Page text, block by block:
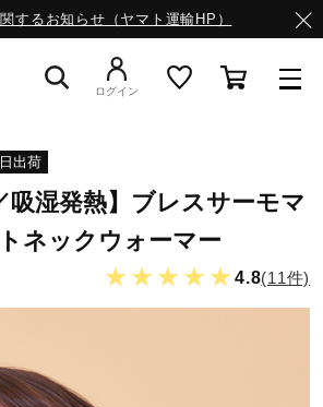
するお知らせ（ヤマト運輸HP）
イルウエア
フットサル
ログイン
出荷
吸湿発熱】ブレスサーモマ
ネックウォーマー
★★★★★4.8(11件)